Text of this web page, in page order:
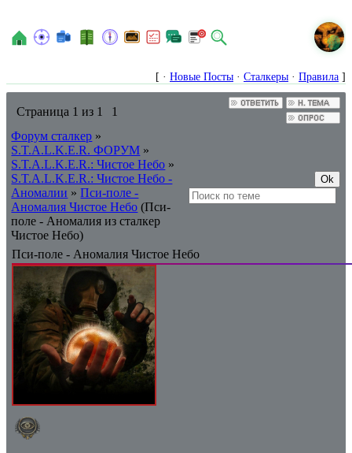
N
[ · Новые Посты · Сталкеры · Правила ]
Страница 1 из 1
1
Форум сталкер »
S.T.A.L.K.E.R. ФОРУМ »
S.T.A.L.K.E.R.: Чистое Небо »
S.T.A.L.K.E.R.: Чистое Небо -
Аномалии » Пси-поле -
Аномалия Чистое Небо (Пси-
поле - Аномалия из сталкер
Чистое Небо)
Пси-поле - Аномалия Чистое Небо